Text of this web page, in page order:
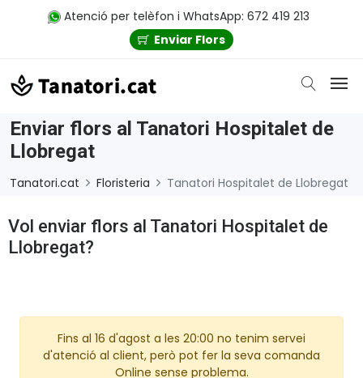
Atenció per telèfon i WhatsApp: 672 419 213
Enviar Flors
Enviar flors al Tanatori Hospitalet de
Llobregat
Tanatori.cat Floristeria Tanatori Hospitalet de Llobregat
Vol enviar flors al Tanatori Hospitalet de
Llobregat?
Fins al 16 d'agost a les 20:00 no tenim servei
d'atenció al client, però pot fer la seva comanda
Online sense problema.